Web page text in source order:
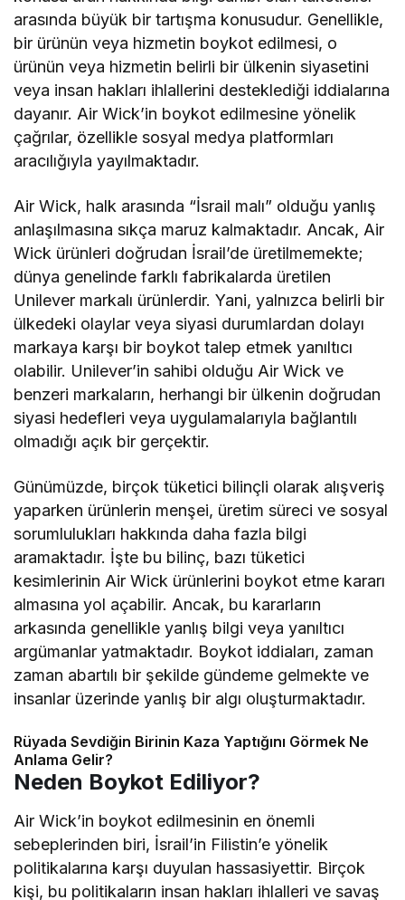
arasında büyük bir tartışma konusudur. Genellikle,
bir ürünün veya hizmetin boykot edilmesi, o
ürünün veya hizmetin belirli bir ülkenin siyasetini
veya insan hakları ihlallerini desteklediği iddialarına
dayanır. Air Wick’in boykot edilmesine yönelik
çağrılar, özellikle sosyal medya platformları
aracılığıyla yayılmaktadır.
Air Wick, halk arasında “İsrail malı” olduğu yanlış
anlaşılmasına sıkça maruz kalmaktadır. Ancak, Air
Wick ürünleri doğrudan İsrail’de üretilmemekte;
dünya genelinde farklı fabrikalarda üretilen
Unilever markalı ürünlerdir. Yani, yalnızca belirli bir
ülkedeki olaylar veya siyasi durumlardan dolayı
markaya karşı bir boykot talep etmek yanıltıcı
olabilir. Unilever’in sahibi olduğu Air Wick ve
benzeri markaların, herhangi bir ülkenin doğrudan
siyasi hedefleri veya uygulamalarıyla bağlantılı
olmadığı açık bir gerçektir.
Günümüzde, birçok tüketici bilinçli olarak alışveriş
yaparken ürünlerin menşei, üretim süreci ve sosyal
sorumlulukları hakkında daha fazla bilgi
aramaktadır. İşte bu bilinç, bazı tüketici
kesimlerinin Air Wick ürünlerini boykot etme kararı
almasına yol açabilir. Ancak, bu kararların
arkasında genellikle yanlış bilgi veya yanıltıcı
argümanlar yatmaktadır. Boykot iddiaları, zaman
zaman abartılı bir şekilde gündeme gelmekte ve
insanlar üzerinde yanlış bir algı oluşturmaktadır.
Rüyada Sevdiğin Birinin Kaza Yaptığını Görmek Ne
Anlama Gelir?
Neden Boykot Ediliyor?
Air Wick’in boykot edilmesinin en önemli
sebeplerinden biri, İsrail’in Filistin’e yönelik
politikalarına karşı duyulan hassasiyettir. Birçok
kişi, bu politikaların insan hakları ihlalleri ve savaş